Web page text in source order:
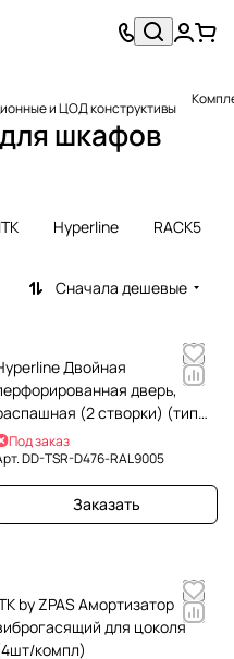
и ЦОД конструктивы
шкафов
ITK Hyperline RACK5
Сначала дешевые
Двойная
дверь,
(2 створки) (тип
для шкафа серии TSR,
черная
Под заказ
DD-TSR-D476-RAL9005
Заказать
by ZPAS Амортизатор
для цоколя
компл)